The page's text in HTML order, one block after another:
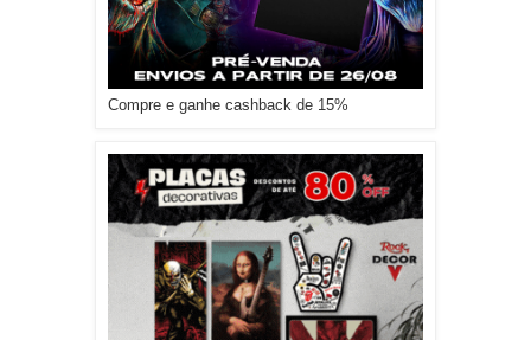
Compre e ganhe cashback de 15%